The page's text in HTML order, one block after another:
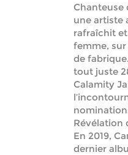
Chanteuse
une artiste
rafraîchit
femme,
de
tout juste
Calamity
Révélation
En 2019,
dernier